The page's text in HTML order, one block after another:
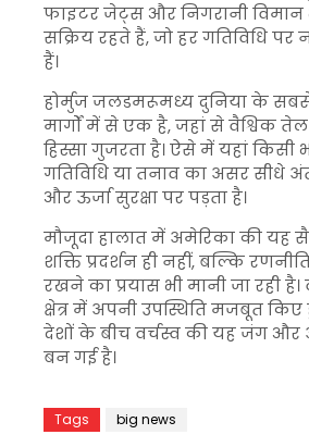
फाइटर जेट्स और निगरानी विमान
सक्रिय रहते हैं, जो हर गतिविधि
हैं।
होर्मुज जलडमरूमध्य दुनिया के
मार्गों में से एक है, जहां से वैश्विक तेल
हिस्सा गुजरता है। ऐसे में यहां किसी
गतिविधि या तनाव का असर सीधे
और ऊर्जा सुरक्षा पर पड़ता है।
मौजूदा हालात में अमेरिका की यह
शक्ति प्रदर्शन ही नहीं, बल्कि
रखने का प्रयास भी मानी जा रही है।
क्षेत्र में अपनी उपस्थिति मजबूत
देशों के बीच वर्चस्व की यह जंग
बन गई है।
Tags big news